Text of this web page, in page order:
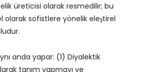
üreticisi olarak resmedilir; bu
olarak sofistlere yönelik eleştirel
anda yapar: (1) Diyalektik
tanım yapmayı ve